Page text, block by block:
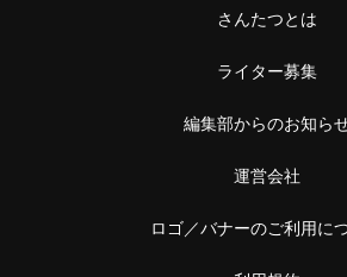
さんたつとは
ライター募集
編集部からのお知ら
運営会社
ロゴ／バナーのご利用に